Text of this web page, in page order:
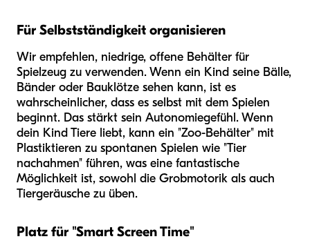
Für Selbstständigkeit organisieren
Wir empfehlen, niedrige, offene Behälter für
Spielzeug zu verwenden. Wenn ein Kind seine Bälle,
Bänder oder Bauklötze sehen kann, ist es
wahrscheinlicher, dass es selbst mit dem Spielen
beginnt. Das stärkt sein Autonomiegefühl. Wenn
dein Kind Tiere liebt, kann ein "Zoo-Behälter" mit
Plastiktieren zu spontanen Spielen wie "Tier
nachahmen" führen, was eine fantastische
Möglichkeit ist, sowohl die Grobmotorik als auch
Tiergeräusche zu üben.
Platz für "Smart Screen Time"